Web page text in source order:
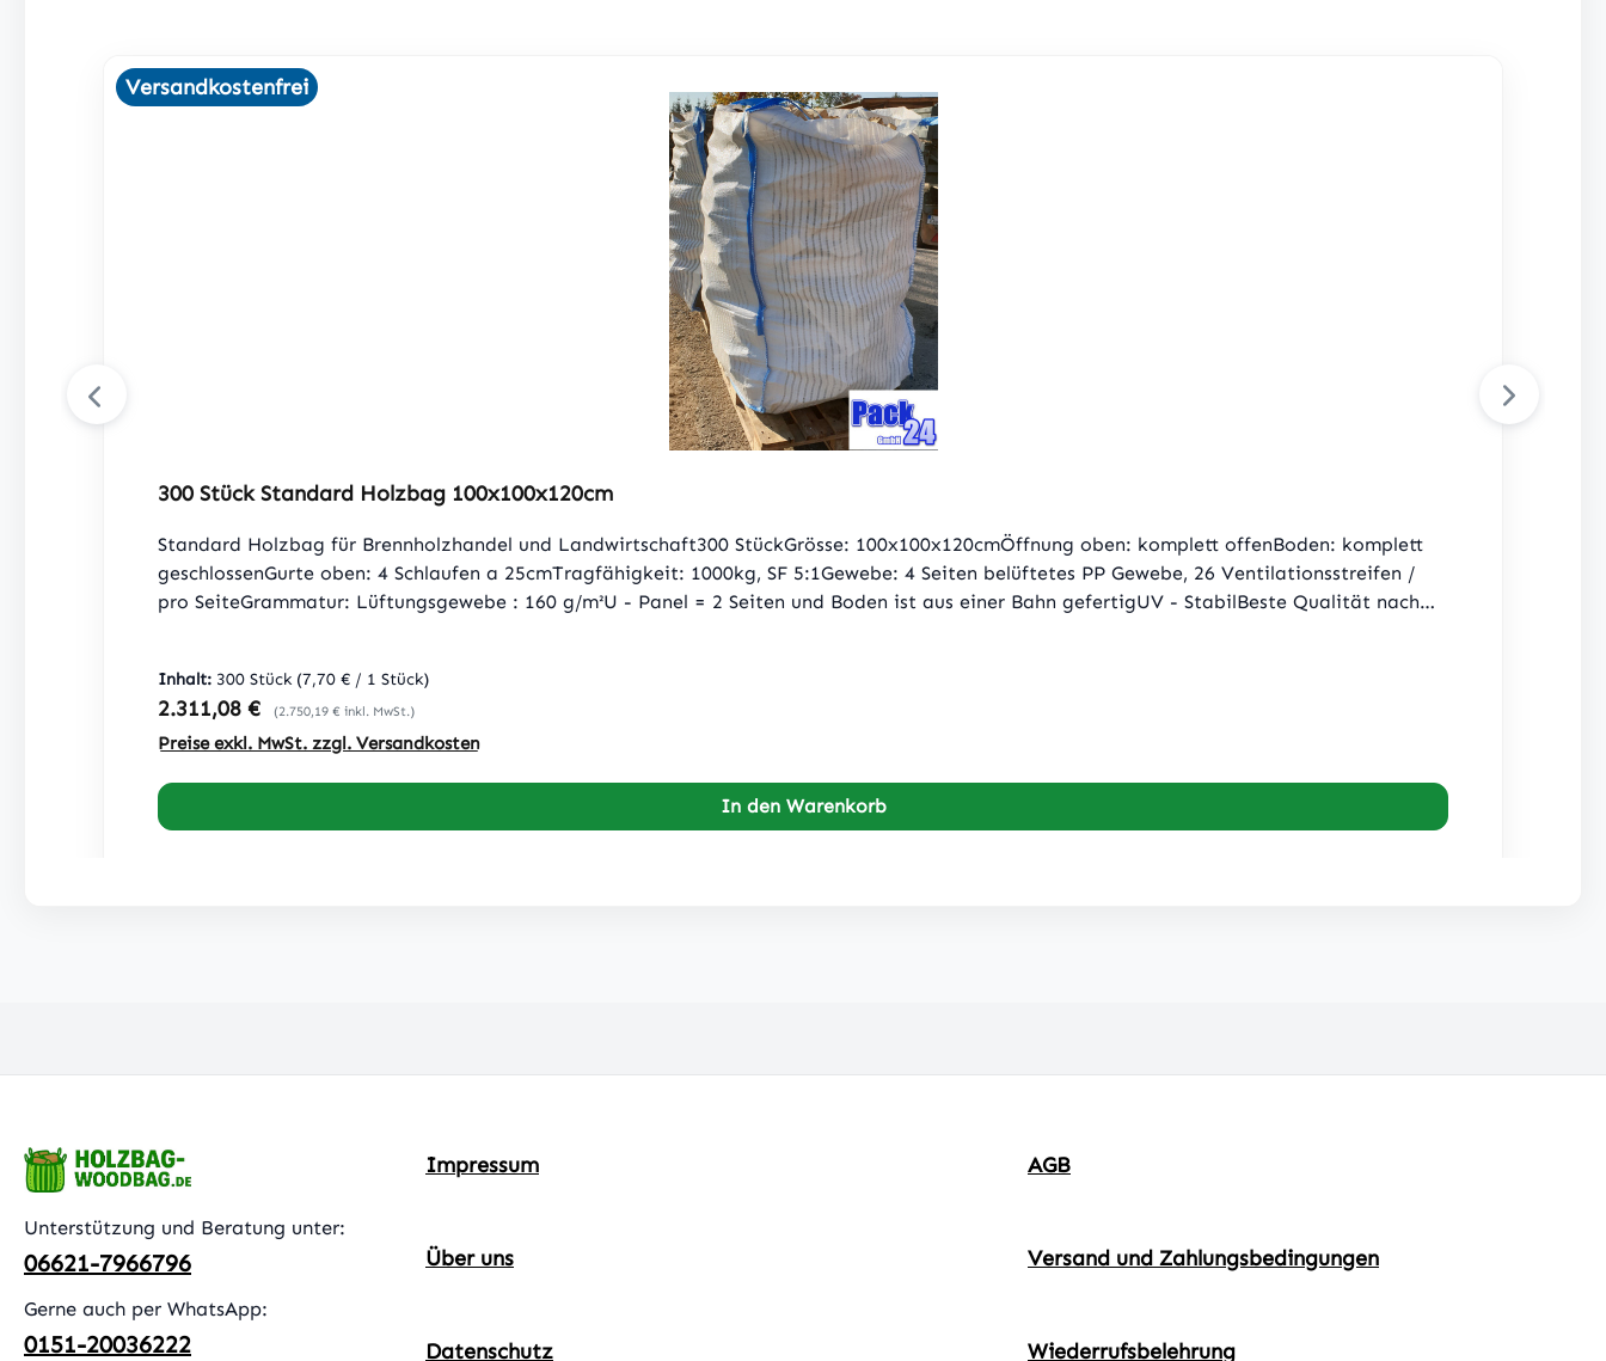
Versandkostenfrei
300 Stück Standard Holzbag 100x100x120cm
Standard Holzbag für Brennholzhandel und Landwirtschaft300 StückGrösse: 100x100x120cmÖffnung oben: komplett offenBoden: komplett
geschlossenGurte oben: 4 Schlaufen a 25cmTragfähigkeit: 1000kg, SF 5:1Gewebe: 4 Seiten belüftetes PP Gewebe, 26 Ventilationsstreifen /
pro SeiteGrammatur: Lüftungsgewebe : 160 g/m²U - Panel = 2 Seiten und Boden ist aus einer Bahn gefertigUV - StabilBeste Qualität nach
Inhalt: 300 Stück (7,70 € / 1 Stück)
Regulärer Preis:
2.311,08 € (2.750,19 € inkl. MwSt.)
Preise exkl. MwSt. zzgl. Versandkosten
In den Warenkorb
Unterstützung und Beratung unter:
06621-7966796
Gerne auch per WhatsApp:
0151-20036222
Impressum AGB
Über uns Versand und Zahlungsbedingungen
Datenschutz Wiederrufsbelehrung